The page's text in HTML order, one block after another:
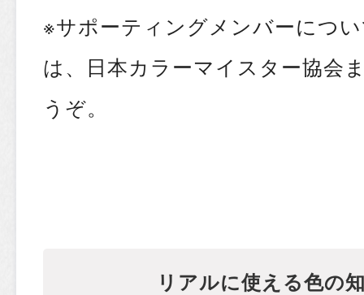
※サポーティングメンバーにつ
は、日本カラーマイスター協会
うぞ。
リアルに使える色の